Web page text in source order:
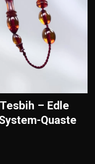
– Edle
Quaste